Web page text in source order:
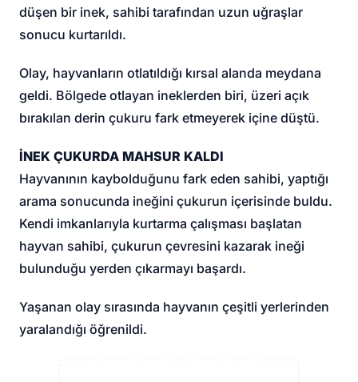
düşen bir inek, sahibi tarafından uzun uğraşlar
sonucu kurtarıldı.
Olay, hayvanların otlatıldığı kırsal alanda meydana
geldi. Bölgede otlayan ineklerden biri, üzeri açık
bırakılan derin çukuru fark etmeyerek içine düştü.
İNEK ÇUKURDA MAHSUR KALDI
Hayvanının kaybolduğunu fark eden sahibi, yaptığı
arama sonucunda ineğini çukurun içerisinde buldu.
Kendi imkanlarıyla kurtarma çalışması başlatan
hayvan sahibi, çukurun çevresini kazarak ineği
bulunduğu yerden çıkarmayı başardı.
Yaşanan olay sırasında hayvanın çeşitli yerlerinden
yaralandığı öğrenildi.